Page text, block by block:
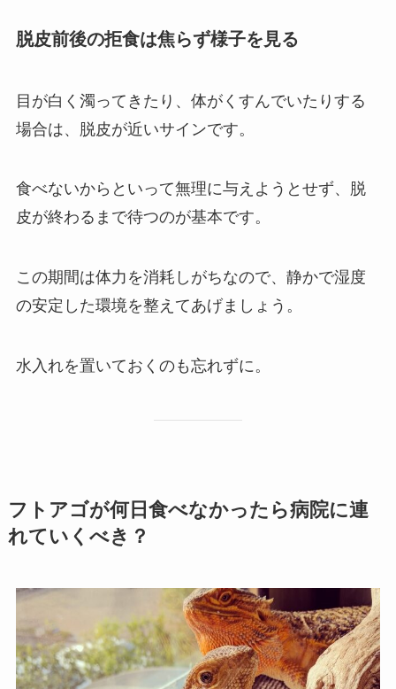
脱皮前後の拒食は焦らず様子を見る
目が白く濁ってきたり、体がくすんでいたりする
場合は、脱皮が近いサインです。
食べないからといって無理に与えようとせず、脱
皮が終わるまで待つのが基本です。
この期間は体力を消耗しがちなので、静かで湿度
の安定した環境を整えてあげましょう。
水入れを置いておくのも忘れずに。
フトアゴが何日食べなかったら病院に連
れていくべき？